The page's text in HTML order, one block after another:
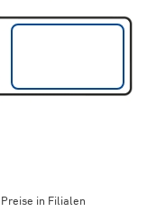
in Filialen